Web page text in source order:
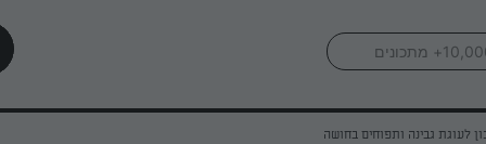
לעוגת גבינה ותפוחים בחושה